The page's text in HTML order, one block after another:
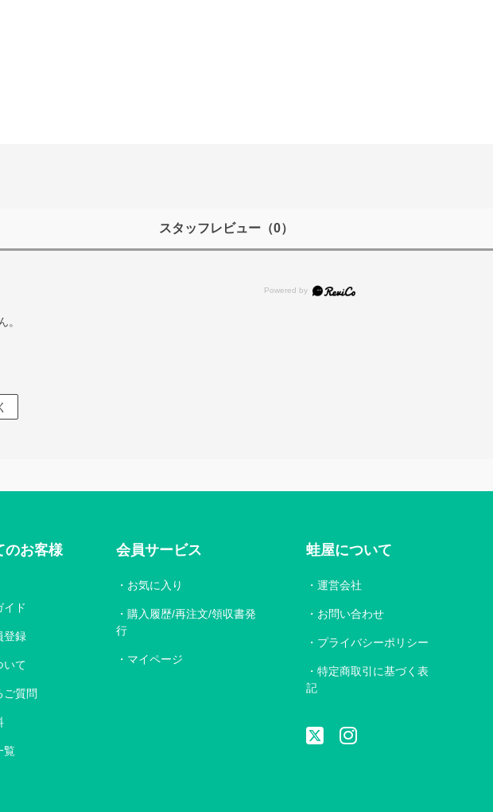
スタッフレビュー（0）
。
のお客様
イド
登録
いて
ご質問
覧
会員サービス
お気に入り
購入履歴/再注文/領収書発
行
マイページ
蛙屋について
運営会社
お問い合わせ
プライバシーポリシー
特定商取引に基づく表
記